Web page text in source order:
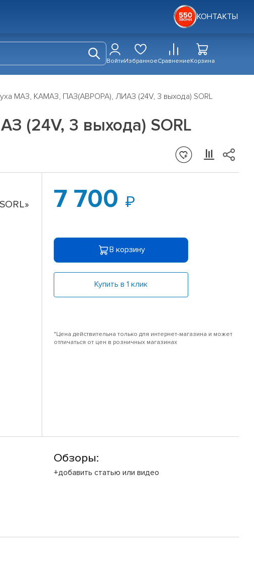
КОНТАКТЫ
ВойтиИзбранноеСравнениеКорзина
МАЗ, КАМАЗ, ПАЗ(АВРОРА), ЛИАЗ (24V, 3 выхода) SORL
(24V, 3 выхода) SORL
7 700
В корзину
Купить в 1 клик
*Цена действительна только для интернет-магазина и может
отличаться от цен в розничных магазинах
Обзоры:
+добавить статью или видео